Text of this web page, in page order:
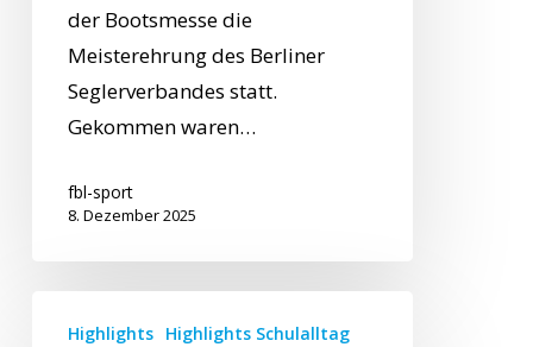
der Bootsmesse die
Meisterehrung des Berliner
Seglerverbandes statt.
Gekommen waren…
fbl-sport
8. Dezember 2025
Highlights Highlights Schulalltag